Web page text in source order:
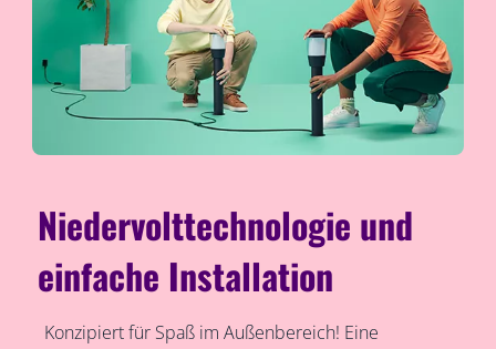
Niedervolttechnologie und
einfache Installation
Konzipiert für Spaß im Außenbereich! Eine